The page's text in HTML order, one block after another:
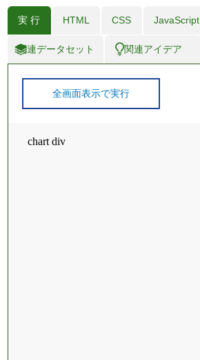
実 行 HTML CSS JavaScript
関連データセット 関連アイデア
全画面表示で実行